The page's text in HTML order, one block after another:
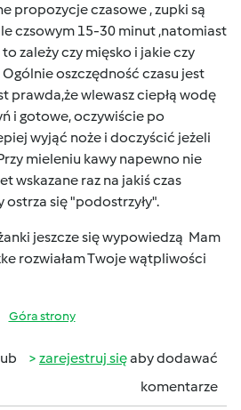
propozycje czasowe , zupki są
czsowym 15-30 minut ,natomiast
zależy czy mięsko i jakie czy
oszczędność czasu jest
prawda,że wlewasz ciepłą wodę
i gotowe, oczywiście po
wyjąć noże i doczyścić jeżeli
mieleniu kawy napewno nie
wskazane raz na jakiś czas
się "podostrzyły".
jeszcze się wypowiedzą Mam
rozwiałam Twoje wątpliwości
Góra strony
zarejestruj sięaby dodawać
komentarze